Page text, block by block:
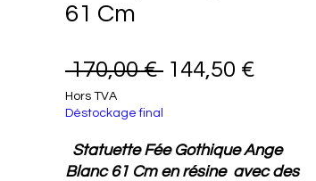
61 Cm
170,00 € Prix original
144,50 €
Hors TVA
Déstockage final
Statuette Fée Gothique Ange
Blanc 61 Cm en résine avec des